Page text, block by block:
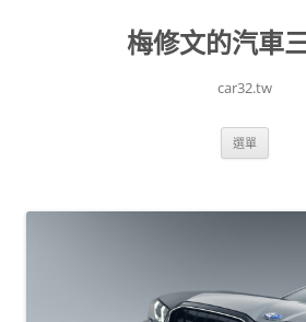
梅修文的汽車
car32.tw
選單